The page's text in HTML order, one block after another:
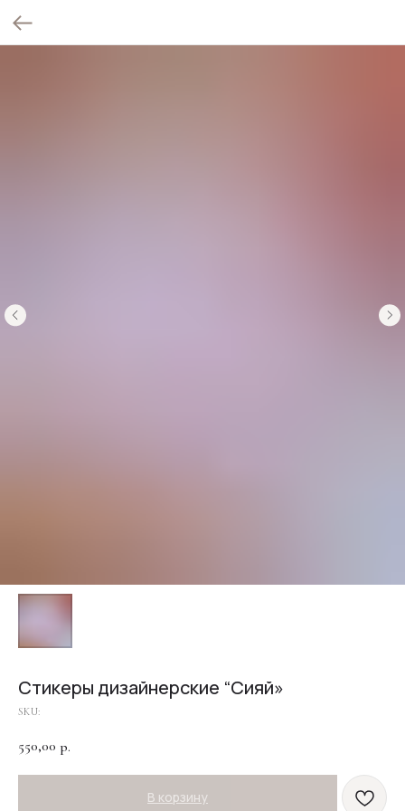
Стикеры дизайнерские “Сияй»
SKU:
550,00 р.
В корзину